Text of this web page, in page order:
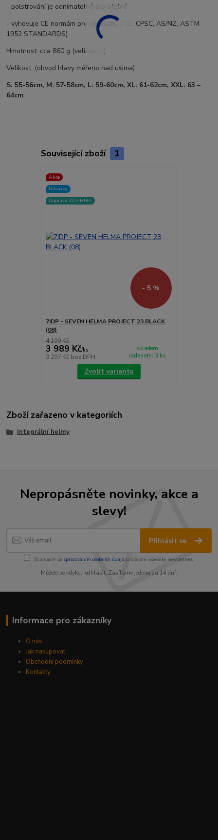
- polstrování je odnímatelné a pratelné
- vyhovuje CE normám pro cyklistiku ( CE, CPSC, AS/NZ, ASTM
1952 STANDARDS)
Hmotnost: cca 860 g (velikost L)
Velikost: (obvod hlavy měřeno nad ušima)
S: 55-56cm, M: 57-58cm, L: 59-60cm, XL: 61-62cm, XXL: 63 –
64cm
Související zboží 1
Akce
Novinka
Doprava ZDARMA
- 5 %
7IDP - SEVEN HELMA PROJECT 23 BLACK
(08)
4 199 Kč
3 989 Kč/ks
3 297 Kč bez DPH
skladem
dodavatel 3 ks
Zvolit variantu
Zboží zařazeno v kategoriích
Integrální helmy
Nepropásněte novinky, akce a
slevy!
Přihlásit se
Souhlasím se zpracováním osobních údajůza účelem rozesílky newsletteru.
Můžete se kdykoli odhlásit. Zasíláme jednou za 14 dní.
Informace pro zákazníky
O nás
Jak nakupovat
Obchodní podmínky
Kontakty